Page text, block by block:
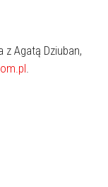
z Agatą Dziuban,